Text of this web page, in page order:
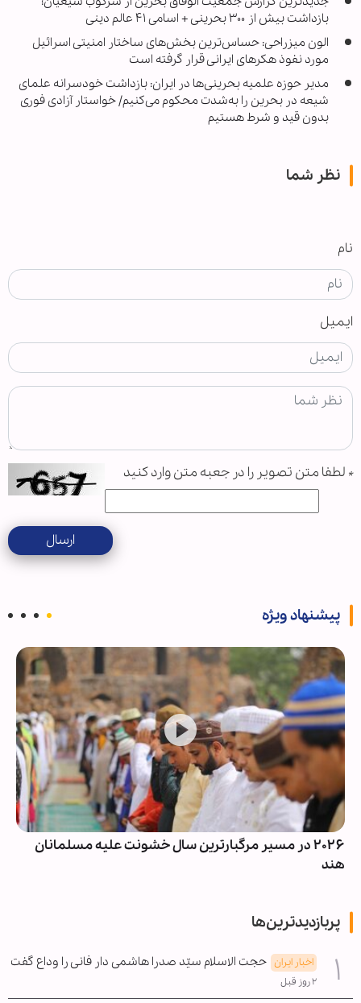
بازداشت بیش از ۳۰۰ بحرینی + اسامی ۴۱ عالم دینی
الون میزراحی: حساس‌ترین بخش‌های ساختار امنیتی اسرائیل
مورد نفوذ هکرهای ایرانی قرار گرفته است
مدیر حوزه علمیه بحرینی‌ها در ایران: بازداشت خودسرانه علمای
شیعه در بحرین را به‌شدت محکوم می‌کنیم/ خواستار آزادی فوری
بدون قید و شرط هستیم
نظر شما
نام
ایمیل
* لطفا متن تصویر را در جعبه متن وارد کنید
ارسال
پیشنهاد ویژه
۲۰۲۶ در مسیر مرگبارترین سال خشونت علیه مسلمانان
هند
پربازدیدترین‌ها
اخبار ایران حجت الاسلام سیّد صدرا هاشمی دار فانی را وداع گفت
۲ روز قبل